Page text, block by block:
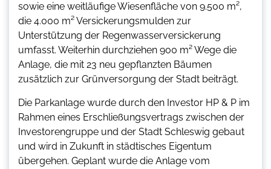
sowie eine weitläufige Wiesenfläche von 9.500 m²,
die 4.000 m² Versickerungsmulden zur
Unterstützung der Regenwasserversickerung
umfasst. Weiterhin durchziehen 900 m² Wege die
Anlage, die mit 23 neu gepflanzten Bäumen
zusätzlich zur Grünversorgung der Stadt beiträgt.
Die Parkanlage wurde durch den Investor HP & P im
Rahmen eines Erschließungsvertrags zwischen der
Investorengruppe und der Stadt Schleswig gebaut
und wird in Zukunft in städtisches Eigentum
übergehen. Geplant wurde die Anlage vom